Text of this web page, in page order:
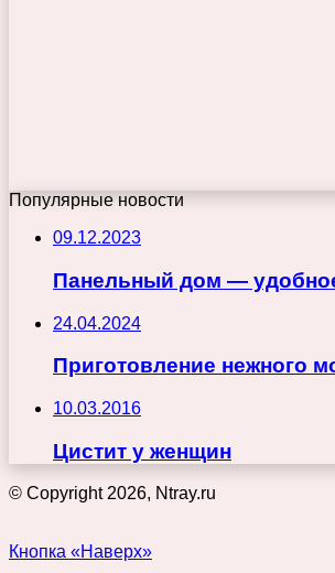
Популярные новости
09.12.2023
Панельный дом —
24.04.2024
Приготовление нежного
10.03.2016
Цистит у женщин
© Copyright 2026, Ntray.ru
Кнопка «Наверх»